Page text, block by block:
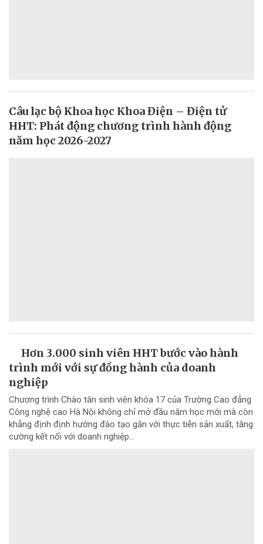
Câu lạc bộ Khoa học Khoa Điện – Điện tử
HHT: Phát động chương trình hành động
năm học 2026-2027
Hơn 3.000 sinh viên HHT bước vào hành
trình mới với sự đồng hành của doanh
nghiệp
Chương trình Chào tân sinh viên khóa 17 của Trường Cao đẳng
Công nghệ cao Hà Nội không chỉ mở đầu năm học mới mà còn
khẳng định định hướng đào tạo gắn với thực tiễn sản xuất, tăng
cường kết nối với doanh nghiệp...